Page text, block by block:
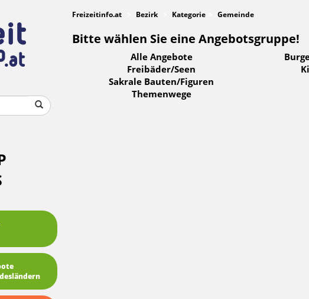
Freizeitinfo.at Bezirk Kategorie Gemeinde
Bitte wählen Sie eine Angebotsgruppe!
Alle Angebote
Freibäder/Seen
Sakrale Bauten/Figuren
Themenwege